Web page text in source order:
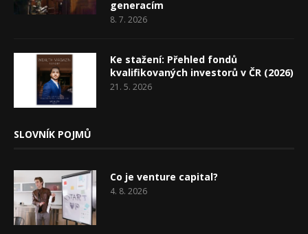
generacím
8. 7. 2026
Ke stažení: Přehled fondů
kvalifikovaných investorů v ČR (2026)
21. 5. 2026
SLOVNÍK POJMŮ
Co je venture capital?
4. 8. 2026